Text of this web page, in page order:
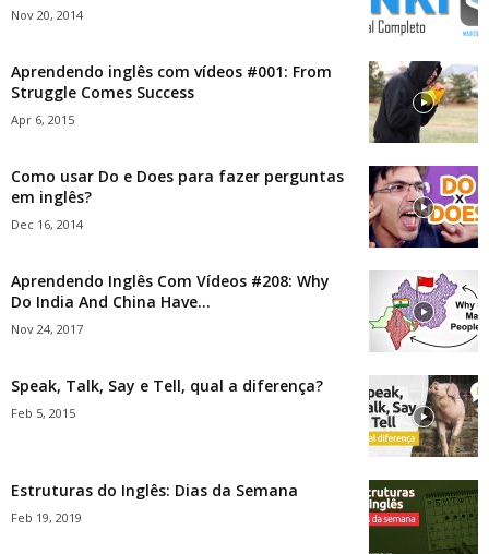
Nov 20, 2014
Aprendendo inglês com vídeos #001: From
Struggle Comes Success
Apr 6, 2015
Como usar Do e Does para fazer perguntas
em inglês?
Dec 16, 2014
Aprendendo Inglês Com Vídeos #208: Why
Do India And China Have...
Nov 24, 2017
Speak, Talk, Say e Tell, qual a diferença?
Feb 5, 2015
Estruturas do Inglês: Dias da Semana
Feb 19, 2019